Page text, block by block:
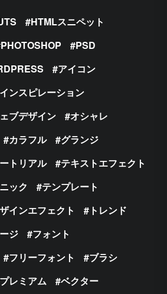
HTMLスニペット
PHOTOSHOP
PSD
アイコン
インスピレーション
ブデザイン
オシャレ
カラフル
グランジ
トリアル
テキストエフェクト
ック
テンプレート
インエフェクト
トレンド
ジ
フォント
フリーフォント
ブラシ
プレミアム
ベクター